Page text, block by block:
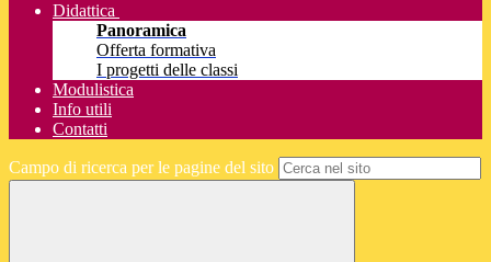
Didattica
Panoramica
Offerta formativa
I progetti delle classi
Modulistica
Info utili
Contatti
Campo di ricerca per le pagine del sito